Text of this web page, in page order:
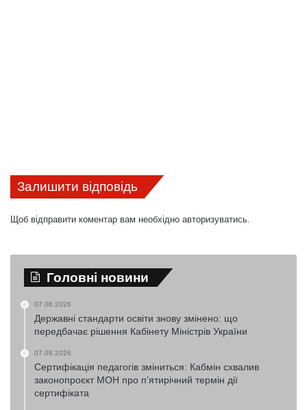
Залишити відповідь
Щоб відправити коментар вам необхідно авторизуватись.
Головні новини
07.08.2026
Державні стандарти освіти знову змінено: що
передбачає рішення Кабінету Міністрів України
07.08.2026
Сертифікація педагогів зміниться: Кабмін схвалив
законопроєкт МОН про п’ятирічний термін дії
сертифіката